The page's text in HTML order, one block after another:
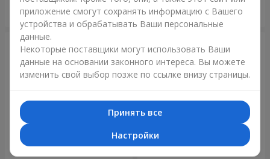
Заказать Заказать
приложение смогут сохранять информацию с Вашего
устройства и обрабатывать Ваши персональные
данные.
Некоторые поставщики могут использовать Ваши
данные на основании законного интереса. Вы можете
изменить свой выбор позже по ссылке внизу страницы.
Принять все
Настройки